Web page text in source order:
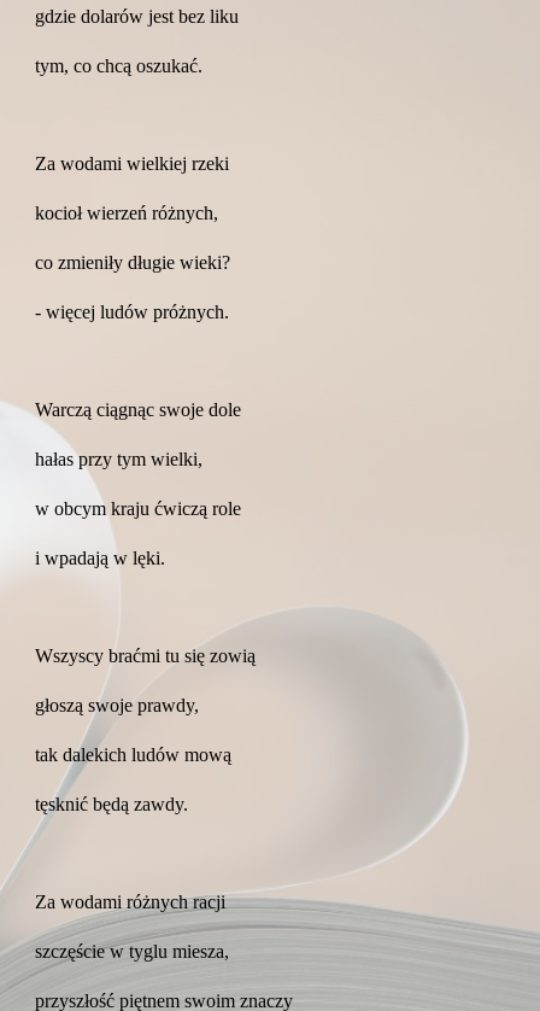
gdzie dolarów jest bez liku
tym, co chcą oszukać.
Za wodami wielkiej rzeki
kocioł wierzeń różnych,
co zmieniły długie wieki?
- więcej ludów próżnych.
Warczą ciągnąc swoje dole
hałas przy tym wielki,
w obcym kraju ćwiczą role
i wpadają w lęki.
Wszyscy braćmi tu się zowią
głoszą swoje prawdy,
tak dalekich ludów mową
tęsknić będą zawdy.
Za wodami różnych racji
szczęście w tyglu miesza,
przyszłość piętnem swoim znaczy